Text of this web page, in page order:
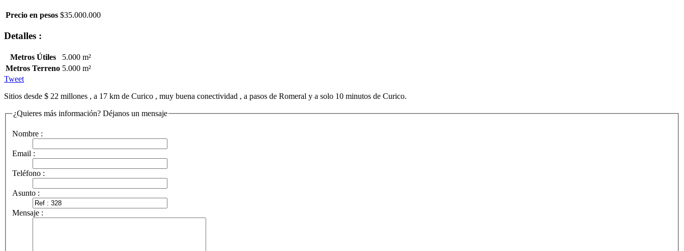
Precio en pesos $35.000.000
Detalles :
Metros Útiles
5.000 m²
Metros Terreno 5.000 m²
Tweet
Sitios desde $ 22 millones , a 17 km de Curico , muy buena conectividad , a pasos de Romeral y a solo 10 minutos de Curico.
¿Quieres más información? Déjanos un mensaje
Nombre :
Email :
Teléfono :
Asunto :
Mensaje :